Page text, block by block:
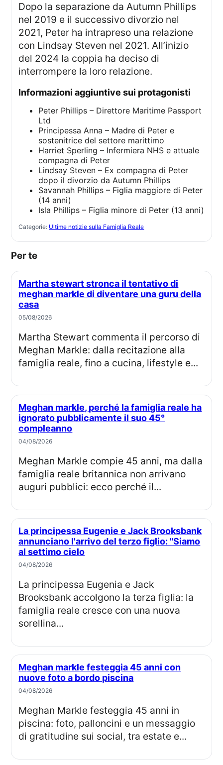
Dopo la separazione da Autumn Phillips
nel 2019 e il successivo divorzio nel
2021, Peter ha intrapreso una relazione
con Lindsay Steven nel 2021. All’inizio
del 2024 la coppia ha deciso di
interrompere la loro relazione.
informazioni aggiuntive sui protagonisti
Peter Phillips – Direttore Maritime Passport
Ltd
Principessa Anna – Madre di Peter e
sostenitrice del settore marittimo
Harriet Sperling – Infermiera NHS e attuale
compagna di Peter
Lindsay Steven – Ex compagna di Peter
dopo il divorzio da Autumn Phillips
Savannah Phillips – Figlia maggiore di Peter
(14 anni)
Isla Phillips – Figlia minore di Peter (13 anni)
Categorie: Ultime notizie sulla Famiglia Reale
Per te
Martha stewart stronca il tentativo di
meghan markle di diventare una guru della
casa
05/08/2026
Martha Stewart commenta il percorso di
Meghan Markle: dalla recitazione alla
famiglia reale, fino a cucina, lifestyle e...
Meghan markle, perché la famiglia reale ha
ignorato pubblicamente il suo 45°
compleanno
04/08/2026
Meghan Markle compie 45 anni, ma dalla
famiglia reale britannica non arrivano
auguri pubblici: ecco perché il...
La principessa Eugenie e Jack Brooksbank
annunciano l'arrivo del terzo figlio: "Siamo
al settimo cielo
04/08/2026
La principessa Eugenia e Jack
Brooksbank accolgono la terza figlia: la
famiglia reale cresce con una nuova
sorellina...
Meghan markle festeggia 45 anni con
nuove foto a bordo piscina
04/08/2026
Meghan Markle festeggia 45 anni in
piscina: foto, palloncini e un messaggio
di gratitudine sui social, tra estate e...